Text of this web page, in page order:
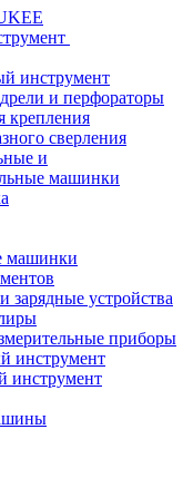
инструмент
и перфораторы
крепления
сверления
и
машинки
машинки
зарядные устройства
приборы
инструмент
инструмент